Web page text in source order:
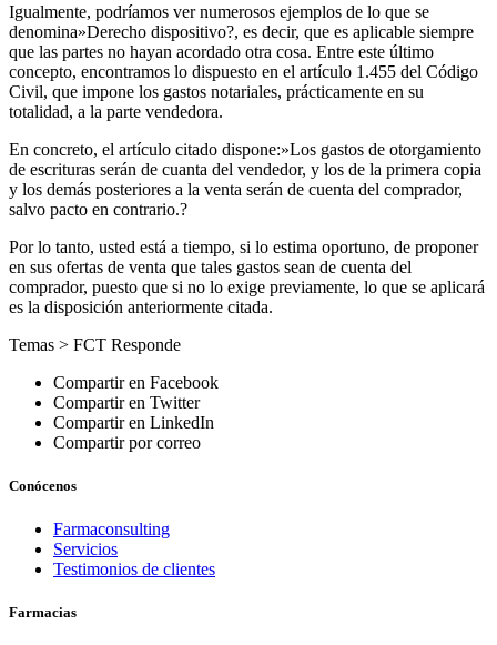
Igualmente, podríamos ver numerosos ejemplos de lo que se
denomina»Derecho dispositivo?, es decir, que es aplicable siempre
que las partes no hayan acordado otra cosa. Entre este último
concepto, encontramos lo dispuesto en el artículo 1.455 del Código
Civil, que impone los gastos notariales, prácticamente en su
totalidad, a la parte vendedora.
En concreto, el artículo citado dispone:»Los gastos de otorgamiento
de escrituras serán de cuanta del vendedor, y los de la primera copia
y los demás posteriores a la venta serán de cuenta del comprador,
salvo pacto en contrario.?
Por lo tanto, usted está a tiempo, si lo estima oportuno, de proponer
en sus ofertas de venta que tales gastos sean de cuenta del
comprador, puesto que si no lo exige previamente, lo que se aplicará
es la disposición anteriormente citada.
Temas > FCT Responde
Compartir en Facebook
Compartir en Twitter
Compartir en LinkedIn
Compartir por correo
Conócenos
Farmaconsulting
Servicios
Testimonios de clientes
Farmacias